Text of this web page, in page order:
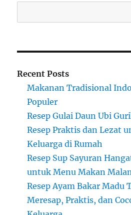
Recent Posts
Makanan Tradisional
Populer
Resep Gulai Daun Ubi
Resep Praktis dan Lezat
Keluarga di Rumah
Resep Sup Sayuran
untuk Menu Makan
Resep Ayam Bakar Madu
Meresap, Praktis, dan